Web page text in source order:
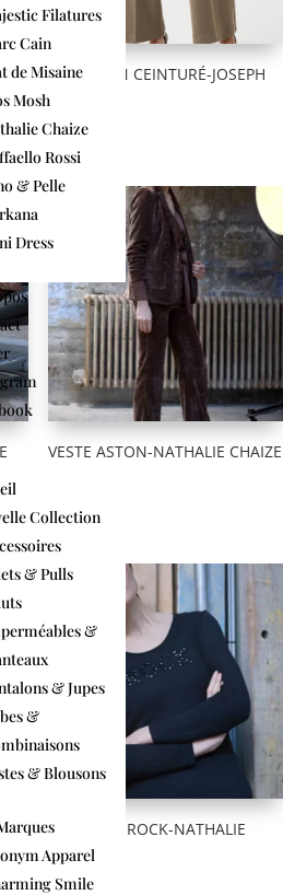
Filatures
Cain
de Misaine
Mosh
Chaize
Rossi
& Pelle
Dress
Collection
& Pulls
&
& Jupes
&
& Blousons
Apparel
Smile
PANTALON CEINTURÉ-JOSEPH
196,00
VESTE ASTON-NATHALIE CHAIZE
TEE-SHIRT ROCK-NATHALIE
CHAIZE
149,00